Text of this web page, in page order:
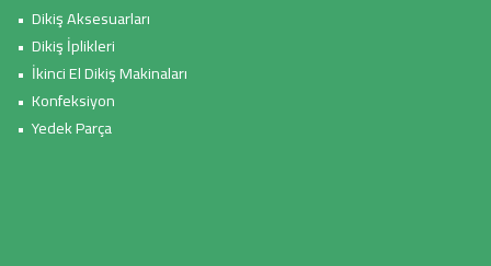
• Dikiş Aksesuarları
• Dikiş İplikleri
• İkinci El Dikiş Makinaları
• Konfeksiyon
• Yedek Parça